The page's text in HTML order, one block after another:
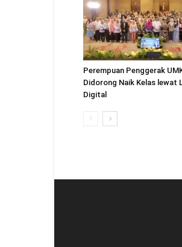
Perempuan Penggerak
Didorong Naik Kelas lewat
Digital